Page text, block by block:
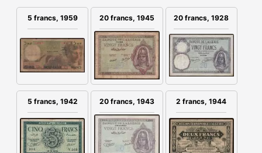
5 francs, 1959 20 francs, 1945 20 francs, 1928
5 francs, 1942 20 francs, 1943 2 francs, 1944